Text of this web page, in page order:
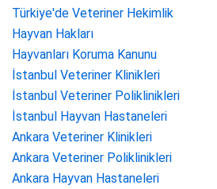
Türkiye'de Veteriner Hekimlik
Hayvan Hakları
Hayvanları Koruma Kanunu
İstanbul Veteriner Klinikleri
İstanbul Veteriner Poliklinikleri
İstanbul Hayvan Hastaneleri
Ankara Veteriner Klinikleri
Ankara Veteriner Poliklinikleri
Ankara Hayvan Hastaneleri